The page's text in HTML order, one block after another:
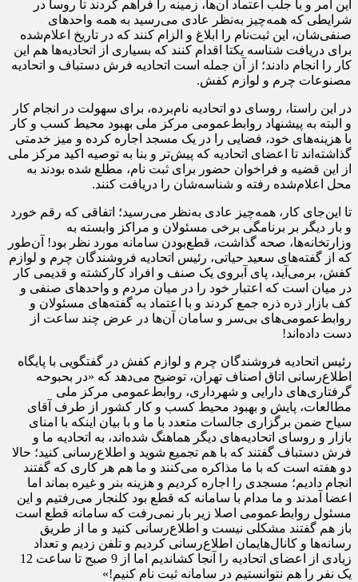
این امر و با جلب اعتماد آن‌ها، زمینه را فراهم کردند تا روسا در
شرایطی که همه‌چیز به‌نظر عادی می‌رسید به همه واحدهای
صنفی‌شان، این ثبت‌نام را ابلاغ و الزام کنند که در تاریخ اعلام‌شده
برای دریافت شناسه یکتا اقدام کنند که بسیاری از اتحادیه‌ها هم این
کار را انجام دادند؛ از آن جمله است اتحادیه فرش دستباف و اتحادیه
مصنوعات چرم و لوازم کفش.
در این راستا، روسای دو اتحادیه نام‌برده، برای سهولت در انجام کار
و البته به پیشنهاد روابط‌عمومی مرکز ملی بهبود محیط کسب و کار
با هزینه‌های خود، فضایی را در یک مسجد اجاره کرده و میز خدمتی
گذاشته‌اند تا اعضای اتحادیه که پیش‌تر و بنا به توصیه اکید مرکز ملی
از این قضیه و فراخوان حضور برای ثبت نام، مطلع شده بودند به
محل اعلام‌شده رفته و شناسه‌شان را دریافت کنند.
تا این‌جای کار، همه‌چیز عادی به‌نظر می‌رسید؛ اتفاقی که رقم خورد
و بار دیگر بر بر‌نامگی برخی مسئولان و مراکز وابسته به
وزارتخانه‌ها، صحه گذاشت، قطع‌بودن سامانه مورد نظر بود! آن‌طور
که از گفته‌های سعید حیاتی، رئیس اتحادیه فروشندگان چرم و لوازم
کفش، برمی‌آید، پای آبروی یک صنف و افراد کارکشته و قدیمی کار
در میان است که اعتبار خود را در میان مردم و واحدهای صنفی و
کف بازار ذره ذره جمع کردند و با اعتماد به گفته‌های مسئولان و
روابط‌عمومی‌های بی‌سر و سامان آن‌ها در عرض چند ساعت از
دست داده‌اند!
رئیس اتحادیه فروشندگان چرم و لوازم کفش در گفتگویی با پایگاه
اطلاع‌رسانی اتاق اصناف تهران، توضیح می‌دهد که «در بحبوحه
گرفتاری‌های دارایی و شهرداری، روابط‌عمومی مرکز ملی
مطالعات، پایش و بهبود محیط کسب و کار کشور از طرف آقای
سیاح ضمن برگزاری جالسات متعدد با ما و با بیان اینکه با امنای
بازار و روسای اتحادیه‌های دیگر هماهنگ شده‌اند، به اتحادیه ما و
فرش دستباف گفتند که با هم تجمیع شوید و اطلاع‌رسانی کنید؛ حالا
دو هفته است که با ما مذاکره می‌کنند و ما هم هر کاری که گفتند
انجام دادیم؛ مسجدی را اجاره کردیم و هزینه بنر و غیره بماند اما
اعضا آمدند و ما مدام با سامانه که قطع بود کلنجار می‌رفتیم و این
مسئول روابط‌عمومی اصلا زیر بار نمی‌رفت که سامانه قطع است
باز هم گفتند مشکلی نیست و اطلاع‌رسانی کنید و ما از طریق
رسانه‌ها و کانال‌هایمان اطلاع‌رسانی کردیم و تلفن زدیم و تعداد
زیادی از اعضای اتحادیه را آنجا کشاندیم اما از 9 صبح تا ساعت 12
یک نفر را هم نتوانستیم در سامانه ثبت نام کنیم!»